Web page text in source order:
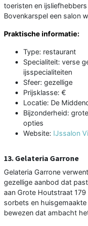
toeristen en
Bovenkarspel een salon
Praktische informatie:
Type: restaurant
Specialiteit: verse
ijsspecialiteiten
Sfeer: gezellige
Prijsklasse: €
Locatie: De
Bijzonderheid:
opties
Website: IJssalon
13. Gelateria Garrone
Gelateria Garrone
gezellige aanbod dat
aan Grote Houtstraat
sorbets en
bewezen dat ambacht